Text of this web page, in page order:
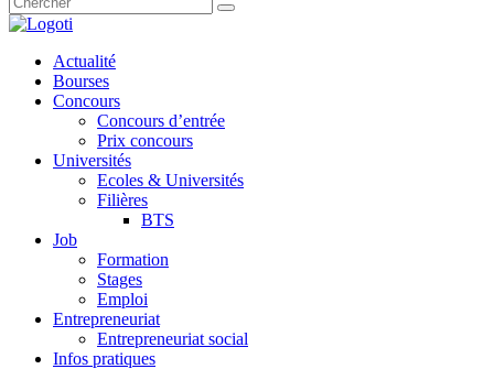
Actualité
Bourses
Concours
Concours d’entrée
Prix concours
Universités
Ecoles & Universités
Filières
BTS
Job
Formation
Stages
Emploi
Entrepreneuriat
Entrepreneuriat social
Infos pratiques